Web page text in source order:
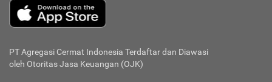
PT Agregasi Cermat Indonesia Terdaftar dan Diawasi
oleh Otoritas Jasa Keuangan (OJK)